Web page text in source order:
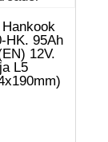
HK. 95Ah
12V.
L5